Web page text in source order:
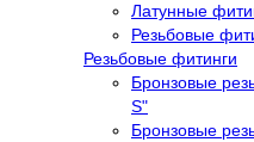
Латунные
Резьбовые
Резьбовые фитинги
Бронзовые
S"
Бронзовые